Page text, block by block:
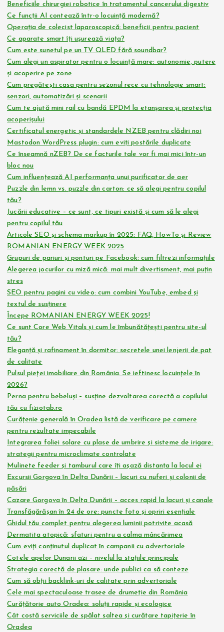
a
r
t
i
c
o
l
e
Beneficiile chirurgiei robotice în tratamentul cancerului digestiv
Ce funcții AI contează într-o locuință modernă?
Operația de colecist laparoscopică: beneficii pentru pacient
Ce aparate smart îți ușurează viața?
Cum este sunetul pe un TV QLED fără soundbar?
Cum alegi un aspirator pentru o locuință mare: autonomie, putere
și acoperire pe zone
Cum pregătești casa pentru sezonul rece cu tehnologie smart:
senzori, automatizări și scenarii
Cum te ajută mini rail cu bandă EPDM la etanșarea și protecția
acoperișului
Certificatul energetic și standardele NZEB pentru clădiri noi
Mastodon WordPress plugin: cum eviți postările duplicate
Ce înseamnă nZEB? De ce facturile tale vor fi mai mici într-un
bloc nou
Cum influențează AI performanța unui purificator de aer
Puzzle din lemn vs. puzzle din carton: ce să alegi pentru copilul
tău?
Jucării educative – ce sunt, ce tipuri există și cum să le alegi
pentru copilul tău
Articole SEO și schema markup în 2025: FAQ, HowTo și Review
ROMANIAN ENERGY WEEK 2025
Grupuri de pariuri și ponturi pe Facebook: cum filtrezi informațiile
Alegerea jocurilor cu miză mică: mai mult divertisment, mai puțin
stres
SEO pentru pagini cu video: cum combini YouTube, embed și
textul de susținere
Începe ROMANIAN ENERGY WEEK 2025!
Ce sunt Core Web Vitals și cum le îmbunătățești pentru site-ul
tău?
Eleganță și rafinament în dormitor: secretele unei lenjerii de pat
de calitate
Pulsul pieței imobiliare din România. Se ieftinesc locuințele în
2026?
Perna pentru bebeluși – susține dezvoltarea corectă a copilului
tău cu fiziotab.ro
Curățenie generală în Oradea listă de verificare pe camere
pentru rezultate impecabile
Integrarea foliei solare cu plase de umbrire și sisteme de irigare:
strategii pentru microclimate controlate
Mulinete feeder și tamburul care îți așază distanța la locul ei
Excursii Gorgova în Delta Dunării – lacuri cu nuferi și colonii de
păsări
Cazare Gorgova în Delta Dunării – acces rapid la lacuri și canale
Transfăgărășan în 24 de ore: puncte foto și opriri esențiale
Ghidul tău complet pentru alegerea luminii potrivite acasă
Dermatita atopică: sfaturi pentru a calma mâncărimea
Cum eviți conținutul duplicat în campanii cu advertoriale
Cotele apelor Dunarii azi – nivelul la stațiile principale
Strategia corectă de plasare: unde publici ca să conteze
Cum să obții backlink-uri de calitate prin advertoriale
Cele mai spectaculoase trasee de drumeție din România
Curățătorie auto Oradea: soluții rapide și ecologice
Cât costă serviciile de spălat saltea și curățare tapițerie în
Oradea